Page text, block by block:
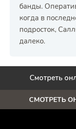
банды.
когда в
подросток,
далеко.
Смотреть
СМОТРЕТЬ